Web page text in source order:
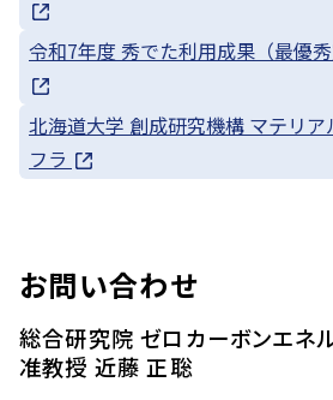
令和7年度 秀でた利用成果（最優秀
北海道大学 創成研究機構 マテリ
フラ
お問い合わせ
総合研究院 ゼロカーボンエネ
准教授 近藤 正聡